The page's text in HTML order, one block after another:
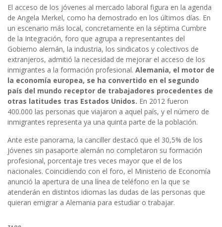
El acceso de los jóvenes al mercado laboral figura en la agenda
de Angela Merkel, como ha demostrado en los últimos días. En
un escenario más local, concretamente en la séptima Cumbre
de la Integración, foro que agrupa a representantes del
Gobierno alemán, la industria, los sindicatos y colectivos de
extranjeros, admitió la necesidad de mejorar el acceso de los
inmigrantes a la formación profesional. Alemania, el motor de
la economía europea, se ha convertido en el segundo
país del mundo receptor de trabajadores procedentes de
otras latitudes tras Estados Unidos. En 2012 fueron
400.000 las personas que viajaron a aquel país, y el número de
inmigrantes representa ya una quinta parte de la población.
Ante este panorama, la canciller destacó que el 30,5% de los
jóvenes sin pasaporte alemán no completaron su formación
profesional, porcentaje tres veces mayor que el de los
nacionales. Coincidiendo con el foro, el Ministerio de Economía
anunció la apertura de una línea de teléfono en la que se
atenderán en distintos idiomas las dudas de las personas que
quieran emigrar a Alemania para estudiar o trabajar.